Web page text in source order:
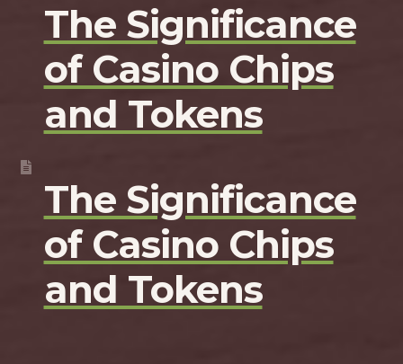
The Significance
of Casino Chips
and Tokens
The Significance
of Casino Chips
and Tokens